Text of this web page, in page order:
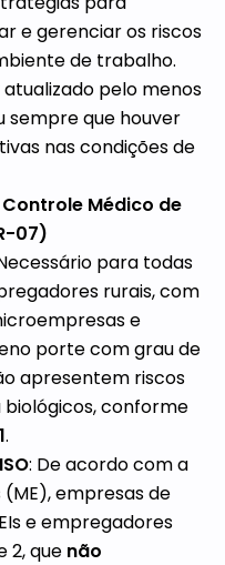
e gerenciar os riscos
de trabalho.
atualizado pelo menos
sempre que houver
nas condições de
Médico de
07)
para todas
rurais, com
e
porte com grau de
apresentem riscos
biológicos, conforme
.
: De acordo com a
empresas de
e empregadores
2, que não